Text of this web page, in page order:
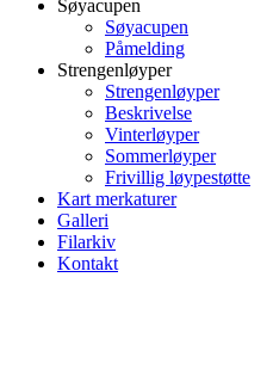
Søyacupen
Søyacupen
Påmelding
Strengenløyper
Strengenløyper
Beskrivelse
Vinterløyper
Sommerløyper
Frivillig løypestøtte
Kart merkaturer
Galleri
Filarkiv
Kontakt